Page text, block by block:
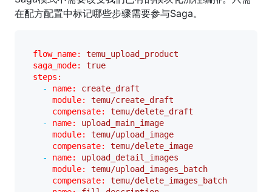
在配方配置中标记哪些步骤需要参与Saga。
flow_name:
temu_upload_product
saga_mode:
true
steps:
-
name:
create_draft
module:
temu/create_draft
compensate:
temu/delete_draft
-
name:
upload_main_image
module:
temu/upload_image
compensate:
temu/delete_image
-
name:
upload_detail_images
module:
temu/upload_images_batch
compensate:
temu/delete_images_batch